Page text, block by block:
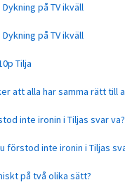
Dykning på TV ikväll
Dykning på TV ikväll
Tilja
att alla har samma rätt till
inte ironin i Tiljas svar va?
förstod inte ironin i Tiljas
på två olika sätt?